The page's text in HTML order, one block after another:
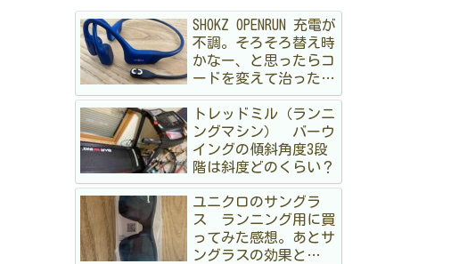
SHOKZ OPENRUN 充電が
不調。そろそろ替え時
かなー、と思ったらコ
ードを変えて治ったハ
ナシ
トレッドミル（ランニ
ングマシン） バーウ
イングの傾斜角度3段
階は斜度どのくらい？
ユニクロのサングラ
ス ランニング用に買
ってみた感想。あとサ
ングラスの効果と